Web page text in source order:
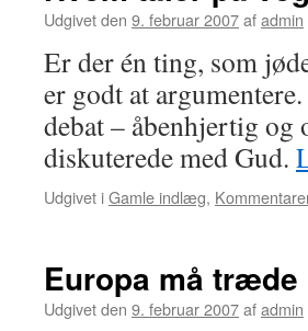
Udgivet den 9. februar 2007afadmin
Er der én ting, som
er godt at
debat – åbenhjertig
diskuterede med Gud.
Udgivet iGamle indlæg,
Europa må
Udgivet den 9. februar 2007afadmin